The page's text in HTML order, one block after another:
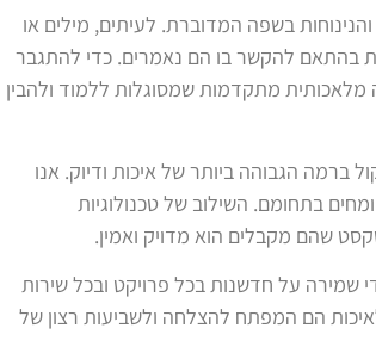
בשפה המדוברת. לעיתים, מילים או
בהתאם להקשר בו הם נאמרים. כדי להתגבר
מלאכותית מתקדמות שמסוגלות ללמוד ולהבין
ברמה הגבוהה ביותר של איכות ודיוק. אנו
בתחומם. השילוב של טכנולוגיות
שהם מקבלים הוא מדויק ואמין.
שמירה על חדשנות בכל פרויקט ובכל שירות
הם המפתח להצלחה ולשביעות רצון של